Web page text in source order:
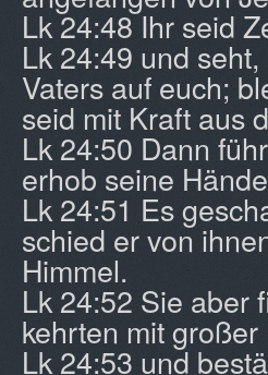
Lk 24:48 Ihr seid
Lk 24:49 und
Vaters auf euch;
seid mit Kraft aus
Lk 24:50 Dann
erhob seine
Lk 24:51 Es
schied er von
Himmel.
Lk 24:52 Sie aber
kehrten mit
Lk 24:53 und